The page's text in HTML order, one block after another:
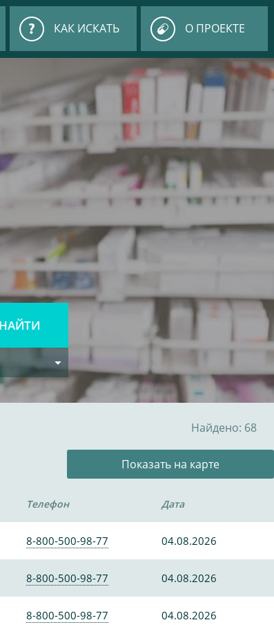
КАК ИСКАТЬ О ПРОЕКТЕ
Найдено: 68
Показать на карте
Телефон Дата
8-800-500-98-77 04.08.2026
8-800-500-98-77 04.08.2026
8-800-500-98-77 04.08.2026